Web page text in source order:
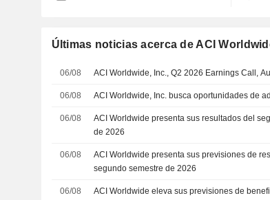
Últimas noticias acerca de ACI
06/08 ACI Worldwide, Inc., Q2 2026 Earnings Call,
06/08 ACI Worldwide, Inc. busca oportunidades de
06/08
ACI Worldwide presenta sus resultados del
de 2026
06/08
ACI Worldwide presenta sus previsiones de
segundo semestre de 2026
06/08 ACI Worldwide eleva sus previsiones de